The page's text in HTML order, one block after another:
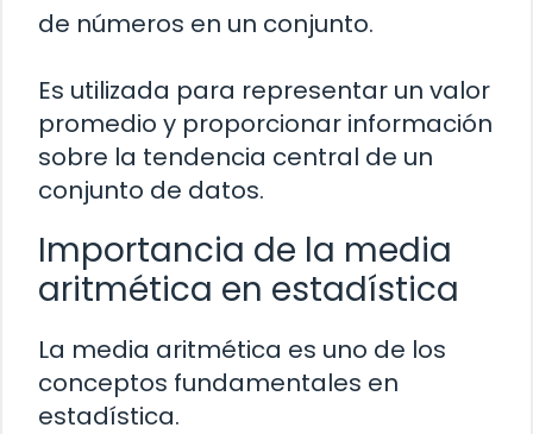
de números en un conjunto.
Es utilizada para representar un valor
promedio y proporcionar información
sobre la tendencia central de un
conjunto de datos.
Importancia de la media
aritmética en estadística
La media aritmética es uno de los
conceptos fundamentales en
estadística.